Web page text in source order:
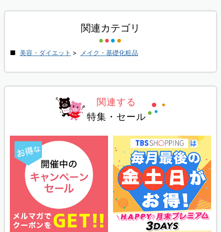
関連カテゴリ
美容・ダイエット > メイク・基礎化粧品
関連する
特集・セール